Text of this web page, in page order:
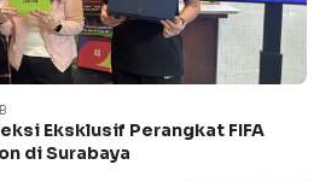
Eksklusif Perangkat FIFA
di Surabaya